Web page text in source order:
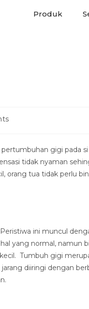
Produk
gigi pada
tidak nyaman
orang tua tidak perlu
Peristiwa ini muncul
yang normal, namun
Tumbuh gigi
diiringi dengan